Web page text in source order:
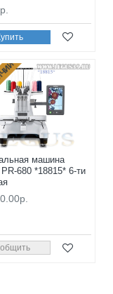
машина
680 *18815* 6-ти